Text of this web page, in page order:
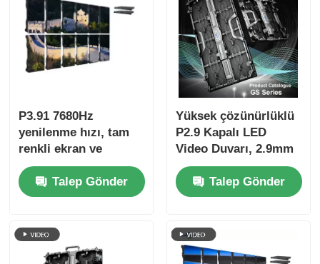
P3.91 7680Hz
yenilenme hızı, tam
renkli ekran ve
konserler ve sahne
etkinlikleri için IP65
koruması ile açık
duvarı
Talep Gönder
Yüksek çözünürlüklü
P2.9 Kapalı LED
Video Duvarı, 2.9mm
Piksel Pitch 3840 Hz
Yenilenme Hızı ve
4500cd/sqm Parlaklık
Talep Gönder